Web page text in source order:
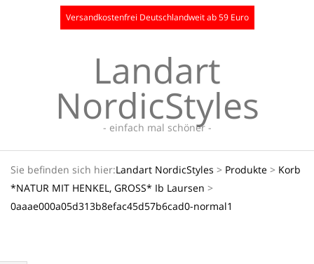
Versandkostenfrei Deutschlandweit ab 59 Euro
Landart
NordicStyles
- einfach mal schöner -
Navigation
Menu
Sie befinden sich hier:Landart NordicStyles > Produkte > Korb
*NATUR MIT HENKEL, GROSS* Ib Laursen >
0aaae000a05d313b8efac45d57b6cad0-normal1